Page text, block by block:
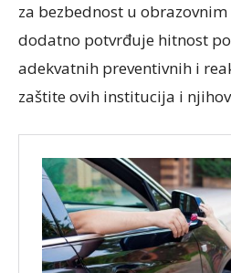
za bezbednost u
dodatno potvrđuje hitnost
adekvatnih preventivnih i
zaštite ovih institucija i